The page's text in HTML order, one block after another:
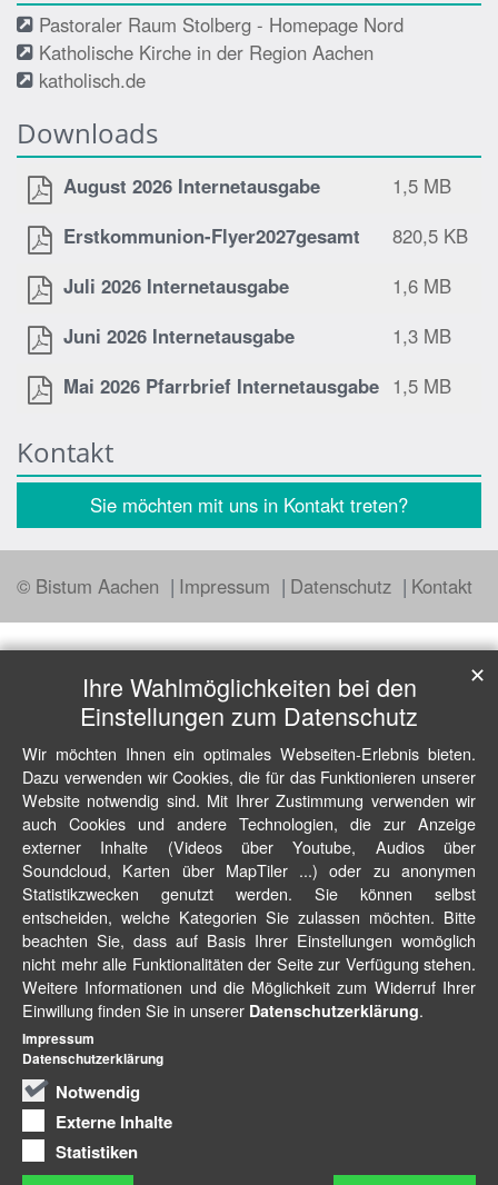
Pastoraler Raum Stolberg - Homepage Nord
Katholische Kirche in der Region Aachen
katholisch.de
Downloads
August 2026 Internetausgabe
1,5 MB
Erstkommunion-Flyer2027gesamt
820,5 KB
Juli 2026 Internetausgabe
1,6 MB
Juni 2026 Internetausgabe
1,3 MB
Mai 2026 Pfarrbrief Internetausgabe 1,5 MB
Kontakt
Sie möchten mit uns in Kontakt treten?
© Bistum Aachen Impressum Datenschutz Kontakt
Ihre Wahlmöglichkeiten bei den
Einstellungen zum Datenschutz
Wir möchten Ihnen ein optimales Webseiten-Erlebnis bieten.
Dazu verwenden wir Cookies, die für das Funktionieren unserer
Website notwendig sind. Mit Ihrer Zustimmung verwenden wir
auch Cookies und andere Technologien, die zur Anzeige
externer Inhalte (Videos über Youtube, Audios über
Soundcloud, Karten über MapTiler ...) oder zu anonymen
Statistikzwecken genutzt werden. Sie können selbst
entscheiden, welche Kategorien Sie zulassen möchten. Bitte
beachten Sie, dass auf Basis Ihrer Einstellungen womöglich
nicht mehr alle Funktionalitäten der Seite zur Verfügung stehen.
Weitere Informationen und die Möglichkeit zum Widerruf Ihrer
Einwillung finden Sie in unserer Datenschutzerklärung.
Notwendig
Externe Inhalte
Statistiken
✕
Impressum
Datenschutzerklärung